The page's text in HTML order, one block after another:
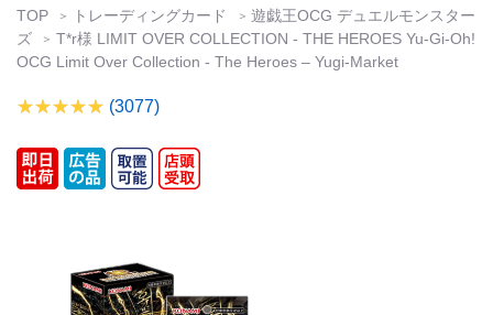
TOP トレーディングカード
遊戯王OCG デュエルモンスター
ズ
T*r様 LIMIT OVER COLLECTION - THE HEROES Yu-Gi-Oh!
OCG Limit Over Collection - The Heroes – Yugi-Market
(3077)